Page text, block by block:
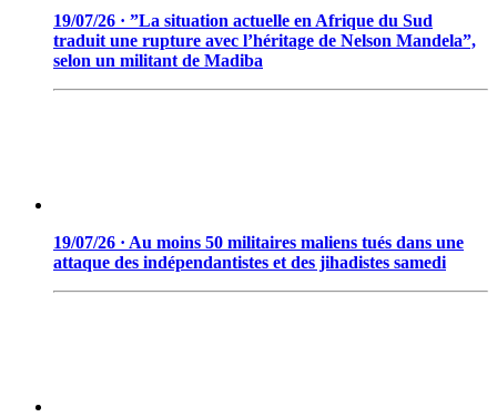
19/07/26 · ”La situation actuelle en Afrique du Sud
traduit une rupture avec l’héritage de Nelson Mandela”,
selon un militant de Madiba
19/07/26 · Au moins 50 militaires maliens tués dans une
attaque des indépendantistes et des jihadistes samedi